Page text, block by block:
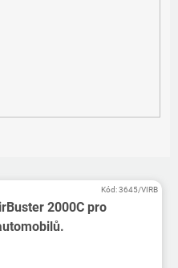
2000C pro
Kód:3645/VIRB